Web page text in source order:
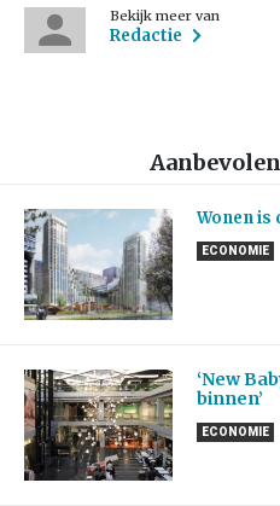
Bekijk meer van
Redactie
Wonen is
ECONOMIE
‘New
binnen’
ECONOMIE